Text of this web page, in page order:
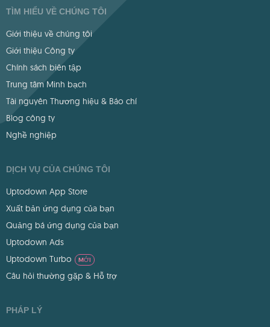
TÌM HIỂU VỀ CHÚNG TÔI
Giới thiệu về chúng tôi
Giới thiệu Công ty
Chính sách biên tập
Trung tâm Minh bạch
Tài nguyên Thương hiệu & Báo chí
Blog công ty
Nghề nghiệp
DỊCH VỤ CỦA CHÚNG TÔI
Uptodown App Store
Xuất bản ứng dụng của bạn
Quảng bá ứng dụng của bạn
Uptodown Ads
Uptodown Turbo
MỚI
Câu hỏi thường gặp & Hỗ trợ
PHÁP LÝ